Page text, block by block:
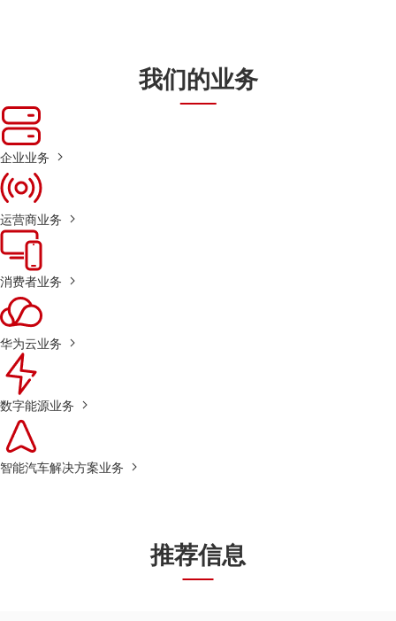
我们的业务
企业业务
运营商业务
消费者业务
华为云业务
数字能源业务
智能汽车解决方案业务
推荐信息